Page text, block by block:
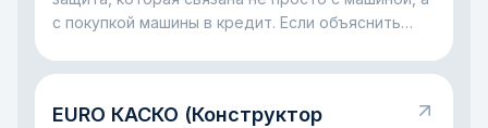
с покупкой машины в кредит. Если объяснить
и хочет быть уверен, что с ним и с выплатами
автокредитом часто появляется страховка: она
EURO КАСКО (Конструктор